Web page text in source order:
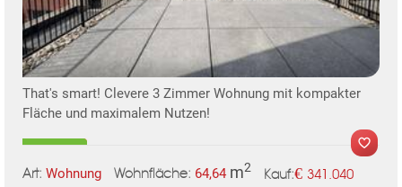
That's smart! Clevere 3 Zimmer Wohnung mit kompakter
Fläche und maximalem Nutzen!
Art: Wohnung Wohnfläche: 64,64 m2 Kauf:€ 341.040